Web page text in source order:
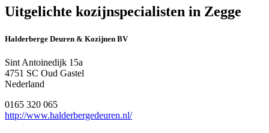
Uitgelichte kozijnspecialisten in Zegge
Halderberge Deuren & Kozijnen BV
Sint Antoinedijk 15a
4751 SC Oud Gastel
Nederland
0165 320 065
http://www.halderbergedeuren.nl/